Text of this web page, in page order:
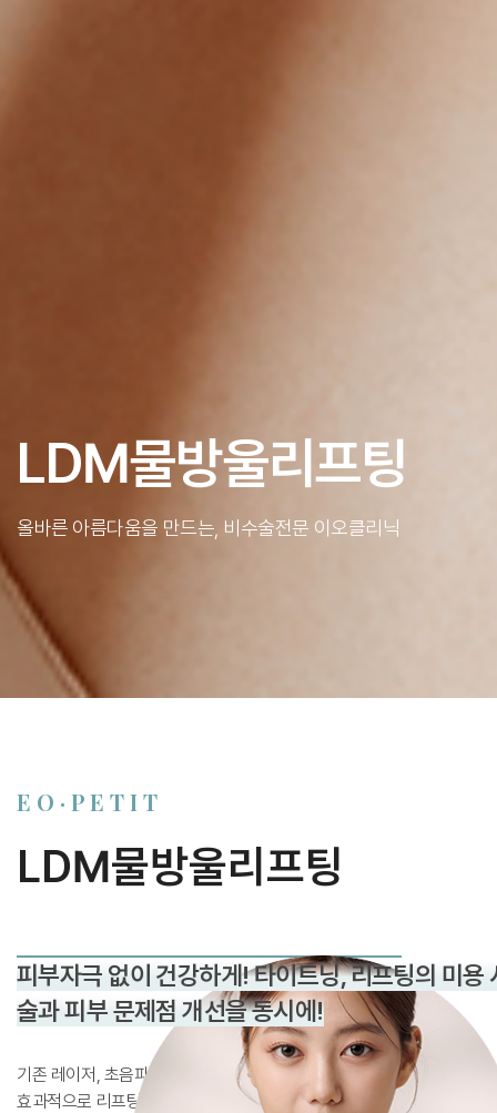
LDM물방울리프팅
올바른 아름다움을 만드는, 비수술전문 이오클리닉
E O · P E T I T
LDM물방울리프팅
피부자극 없이 건강하게! 타이트닝, 리프팅의 미용
술과 피부 문제점 개선을 동시에!
기존 레이저, 초음파와 비교하여 피부 깊이를 통증과 부작용 없이 조절
효과적으로 리프팅 및 타이트닝, 피부결 개선을 도와줍니다.